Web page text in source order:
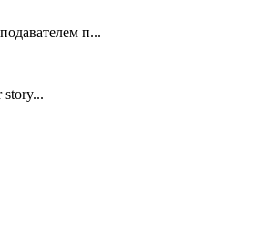
п...
story...